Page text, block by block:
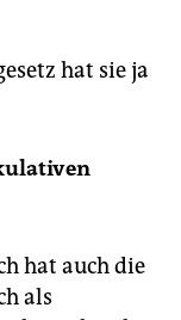
hat sie ja
hat auch die
als